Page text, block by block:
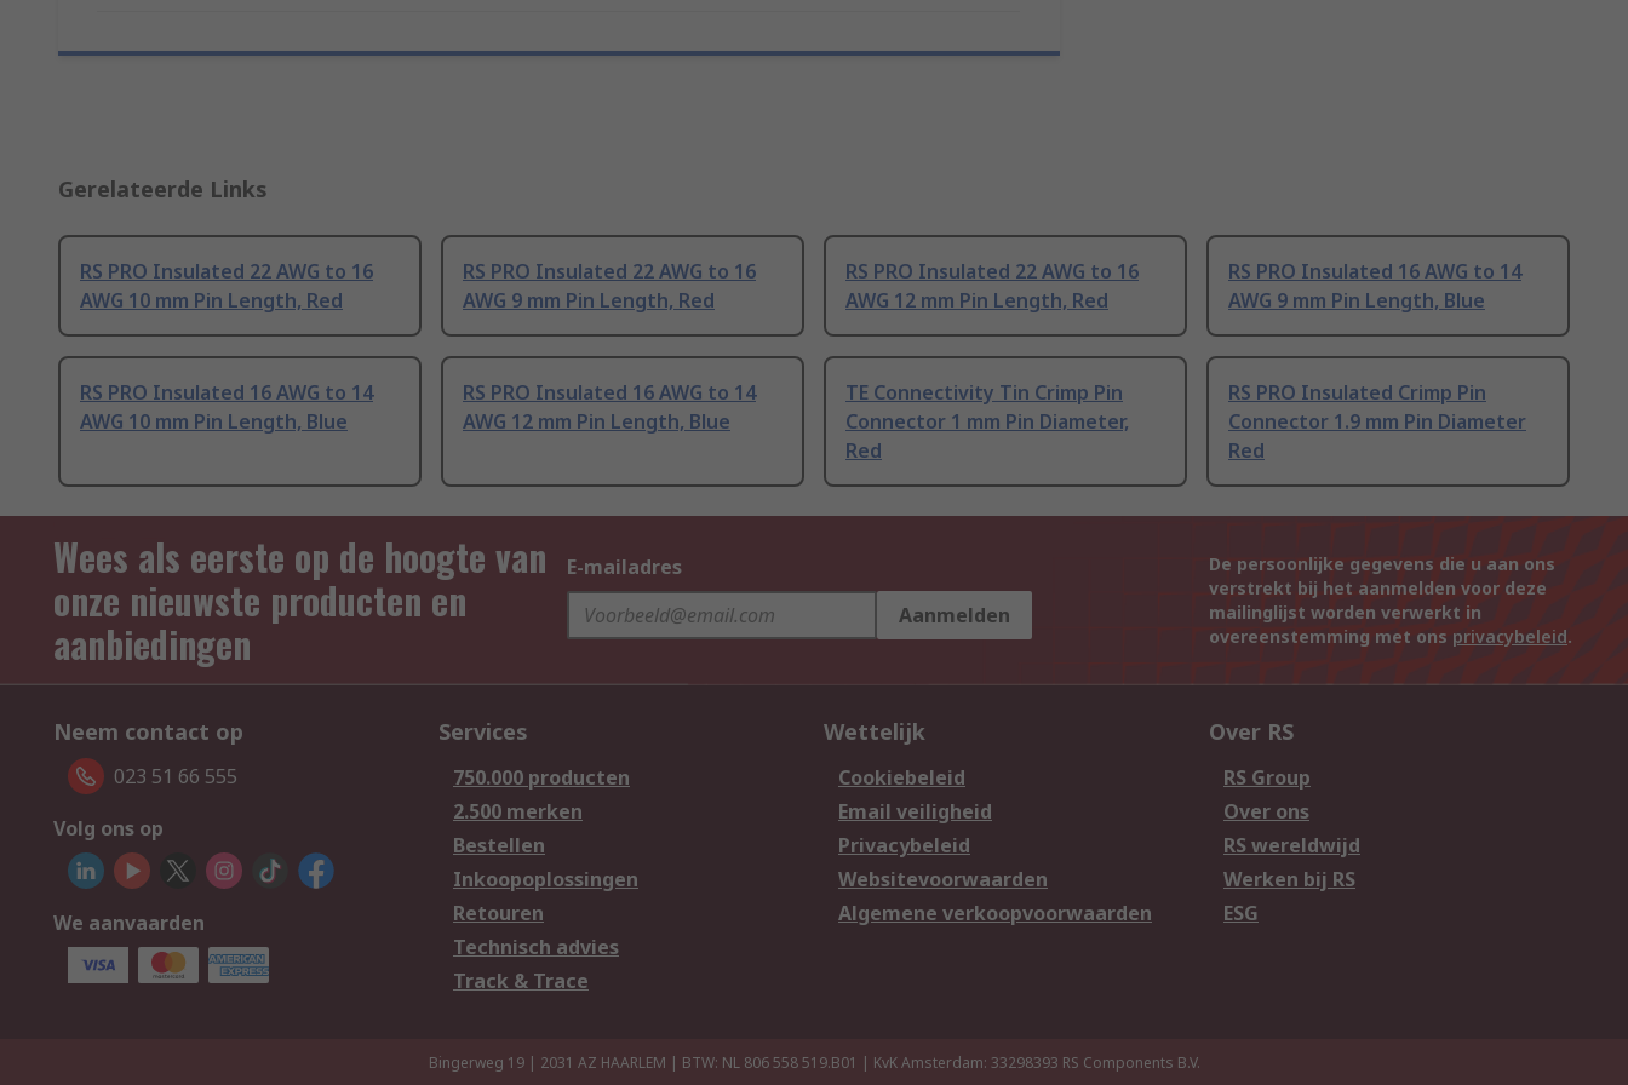
Gerelateerde Links
RS PRO Insulated 22 AWG to 16
AWG 10 mm Pin Length, Red
RS PRO Insulated 22 AWG to 16
AWG 9 mm Pin Length, Red
RS PRO Insulated 22 AWG to 16
AWG 12 mm Pin Length, Red
RS PRO Insulated 16 AWG to 14
AWG 9 mm Pin Length, Blue
RS PRO Insulated 16 AWG to 14
AWG 10 mm Pin Length, Blue
RS PRO Insulated 16 AWG to 14
AWG 12 mm Pin Length, Blue
TE Connectivity Tin Crimp Pin
Connector 1 mm Pin Diameter,
Red
RS PRO Insulated Crimp Pin
Connector 1.9 mm Pin Diameter
Red
Wees als eerste op de hoogte van
onze nieuwste producten en
aanbiedingen
E-mailadres
Aanmelden
De persoonlijke gegevens die u aan ons
verstrekt bij het aanmelden voor deze
mailinglijst worden verwerkt in
overeenstemming met ons privacybeleid.
Neem contact op
023 51 66 555
Volg ons op
We aanvaarden
Services
750.000 producten
2.500 merken
Bestellen
Inkoopoplossingen
Retouren
Technisch advies
Track & Trace
Wettelijk
Cookiebeleid
Email veiligheid
Privacybeleid
Websitevoorwaarden
Algemene verkoopvoorwaarden
Over RS
RS Group
Over ons
RS wereldwijd
Werken bij RS
ESG
Bingerweg 19 | 2031 AZ HAARLEM | BTW: NL 806 558 519.B01 | KvK Amsterdam: 33298393 RS Components B.V.